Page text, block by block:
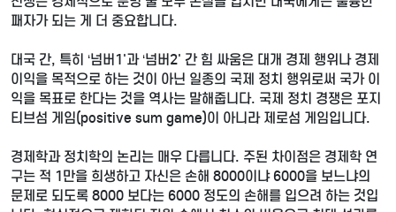
패자가 되는 게 더 중요합니다.
대국 간, 특히 ‘넘버1'과 ‘넘버2' 간 힘 싸움은 대개 경제 행위나 경제
이익을 목적으로 하는 것이 아닌 일종의 국제 정치 행위로써 국가 이
익을 목표로 한다는 것을 역사는 말해줍니다. 국제 정치 경쟁은 포지
티브섬 게임(positive sum game)이 아니라 제로섬 게임입니다.
경제학과 정치학의 논리는 매우 다릅니다. 주된 차이점은 경제학 연
구는 적 1만을 희생하고 자신은 손해 8000이냐 6000을 보느냐의
문제로 되도록 8000 보다는 6000 정도의 손해를 입으려 하는 것입